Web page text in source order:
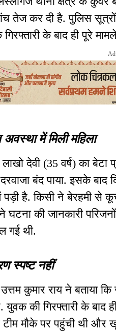
तेज कर दी है. पुलिस
के बाद ही पूरे
में मिली महिला
देवी (35 वर्ष) का
बंद पाया. इसके बाद
है. किसी ने बेरहमी से
घटना की जानकारी
गई थी.
स्पष्ट नहीं
उत्तम कुमार राय ने बताया
युवक की गिरफ्तारी के बाद
मौके पर पहुंची थी